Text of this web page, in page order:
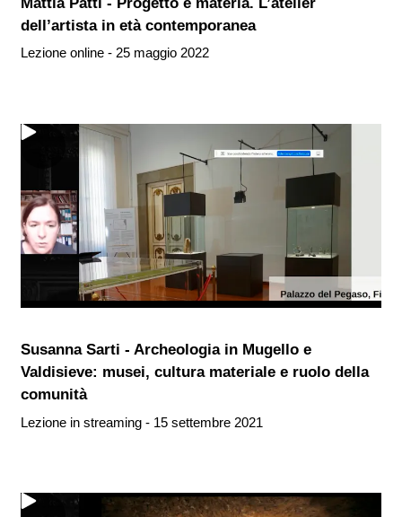
dell’artista in età contemporanea
Lezione online - 25 maggio 2022
Susanna Sarti - Archeologia in Mugello e
Valdisieve: musei, cultura materiale e ruolo della
comunità
Lezione in streaming - 15 settembre 2021